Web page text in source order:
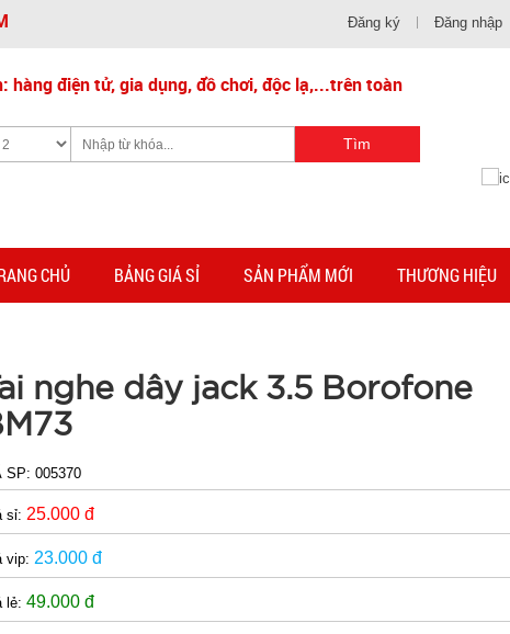
Đăng ký Đăng nhập
hàng điện tử, gia dụng, đồ chơi, độc lạ,...trên toàn
CHỦ BẢNG GIÁ SỈ SẢN PHẨM MỚI THƯƠNG HIỆU
nghe dây jack 3.5 Borofone
SP:005370
sỉ:25.000 đ
vip:23.000 đ
lẻ:49.000 đ